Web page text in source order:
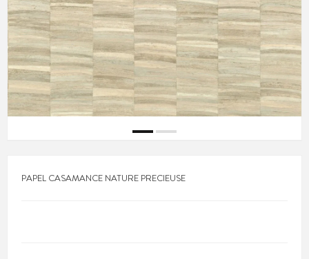
PAPEL CASAMANCE NATURE PRECIEUSE